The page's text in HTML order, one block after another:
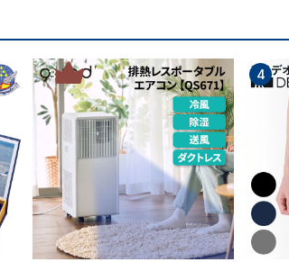
・かかと部は内側を厚く設計。
ムが靴底のねじれを抑制。
3 4